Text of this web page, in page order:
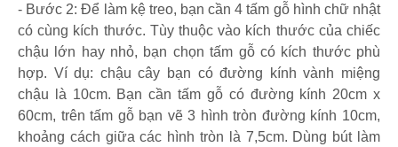
- Bước 2: Để làm kệ treo, bạn cần 4 tấm gỗ hình chữ nhật
có cùng kích thước. Tùy thuộc vào kích thước của chiếc
chậu lớn hay nhỏ, bạn chọn tấm gỗ có kích thước phù
hợp. Ví dụ: chậu cây bạn có đường kính vành miệng
chậu là 10cm. Bạn cần tấm gỗ có đường kính 20cm x
60cm, trên tấm gỗ bạn vẽ 3 hình tròn đường kính 10cm,
khoảng cách giữa các hình tròn là 7,5cm. Dùng bút làm